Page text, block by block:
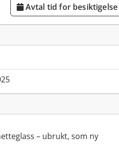
Avtal tid for besiktigelse
– ubrukt, som ny